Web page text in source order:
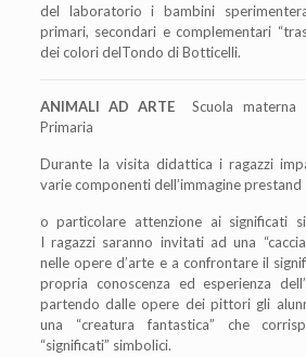
del laboratorio i bambini
primari, secondari e complementari “
dei colori delTondo di Botticelli.
ANIMALI AD ARTE Scuola materna
Primaria
Durante la visita didattica i ragazzi
varie componentidell’immagine prestand
o particolare attenzione ai significati
Iragazzi saranno invitati ad una “
nelle opere d’arte e aconfrontare il
propria conoscenza ed esperienza dell’
partendo dalle opere dei pittori gli
una “creaturafantastica” che
“significati” simbolici.